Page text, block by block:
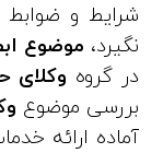
شرایط و
نگیرد، موضوع
در گروه وکلای
بررسی موضوع
آماده ارائه